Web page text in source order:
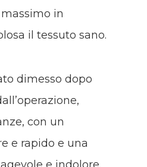
in
il tessuto sano.
dimesso dopo
con un
e rapido e una